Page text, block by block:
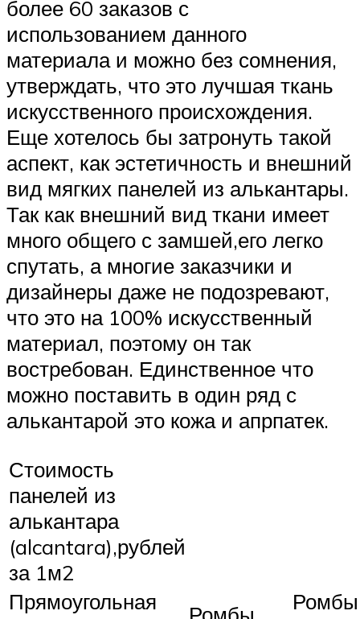
более 60 заказов с
использованием данного
материала и можно без сомнения,
утверждать, что это лучшая ткань
искусственного происхождения.
Еще хотелось бы затронуть такой
аспект, как эстетичность и внешний
вид мягких панелей из алькантары.
Так как внешний вид ткани имеет
много общего с замшей,его легко
спутать, а многие заказчики и
дизайнеры даже не подозревают,
что это на 100% искусственный
материал, поэтому он так
востребован. Единственное что
можно поставить в один ряд с
алькантарой это кожа и апрпатек.
Стоимость
панелей из
алькантара
(alcantara),рублей
за 1м2
Прямоугольная
Ромбы